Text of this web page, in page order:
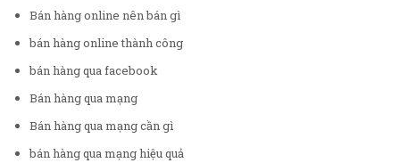
Bán hàng online nên bán gì
bán hàng online thành công
bán hàng qua facebook
Bán hàng qua mạng
Bán hàng qua mạng cần gì
bán hàng qua mạng hiệu quả